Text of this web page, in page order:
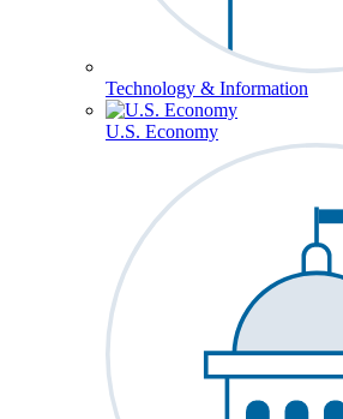
Technology & Information
U.S. Economy